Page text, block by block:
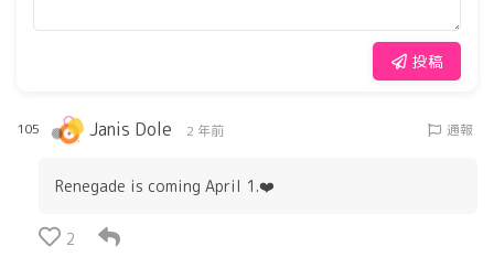
投稿
105 Janis Dole 2 年前 通報
Renegade is coming April 1.❤️
2